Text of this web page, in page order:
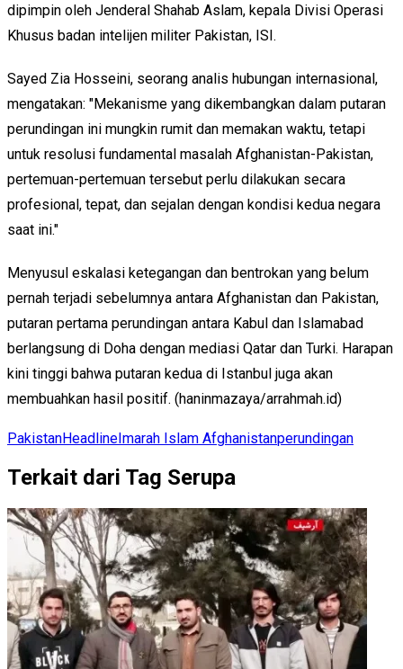
dipimpin oleh Jenderal Shahab Aslam, kepala Divisi Operasi
Khusus badan intelijen militer Pakistan, ISI.
Sayed Zia Hosseini, seorang analis hubungan internasional,
mengatakan: "Mekanisme yang dikembangkan dalam putaran
perundingan ini mungkin rumit dan memakan waktu, tetapi
untuk resolusi fundamental masalah Afghanistan-Pakistan,
pertemuan-pertemuan tersebut perlu dilakukan secara
profesional, tepat, dan sejalan dengan kondisi kedua negara
saat ini."
Menyusul eskalasi ketegangan dan bentrokan yang belum
pernah terjadi sebelumnya antara Afghanistan dan Pakistan,
putaran pertama perundingan antara Kabul dan Islamabad
berlangsung di Doha dengan mediasi Qatar dan Turki. Harapan
kini tinggi bahwa putaran kedua di Istanbul juga akan
membuahkan hasil positif. (haninmazaya/arrahmah.id)
PakistanHeadlineImarah Islam Afghanistanperundingan
Terkait dari Tag Serupa